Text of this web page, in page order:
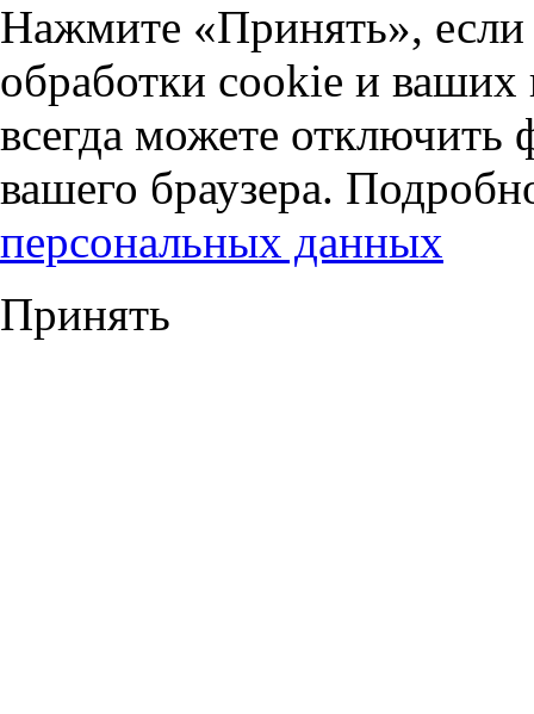
Нажмите «Принять», если
обработки cookie и
всегда можете отключить
вашего браузера.
персональных данных
Принять